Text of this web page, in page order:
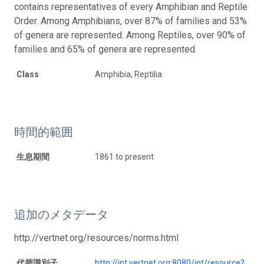
contains representatives of every Amphibian and Reptile
Order. Among Amphibians, over 87% of families and 53%
of genera are represented. Among Reptiles, over 90% of
families and 65% of genera are represented.
Class Amphibia, Reptilia
時間的範囲
生息期間 1861 to present
追加のメタデータ
http://vertnet.org/resources/norms.html